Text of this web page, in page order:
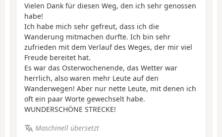
Vielen Dank für diesen Weg, den ich sehr genossen
habe!
Ich habe mich sehr gefreut, dass ich die
Wanderung mitmachen durfte. Ich bin sehr
zufrieden mit dem Verlauf des Weges, der mir viel
Freude bereitet hat.
Es war das Osterwochenende, das Wetter war
herrlich, also waren mehr Leute auf den
Wanderwegen! Aber nur nette Leute, mit denen ich
oft ein paar Worte gewechselt habe.
WUNDERSCHÖNE STRECKE!
Maschinell übersetzt